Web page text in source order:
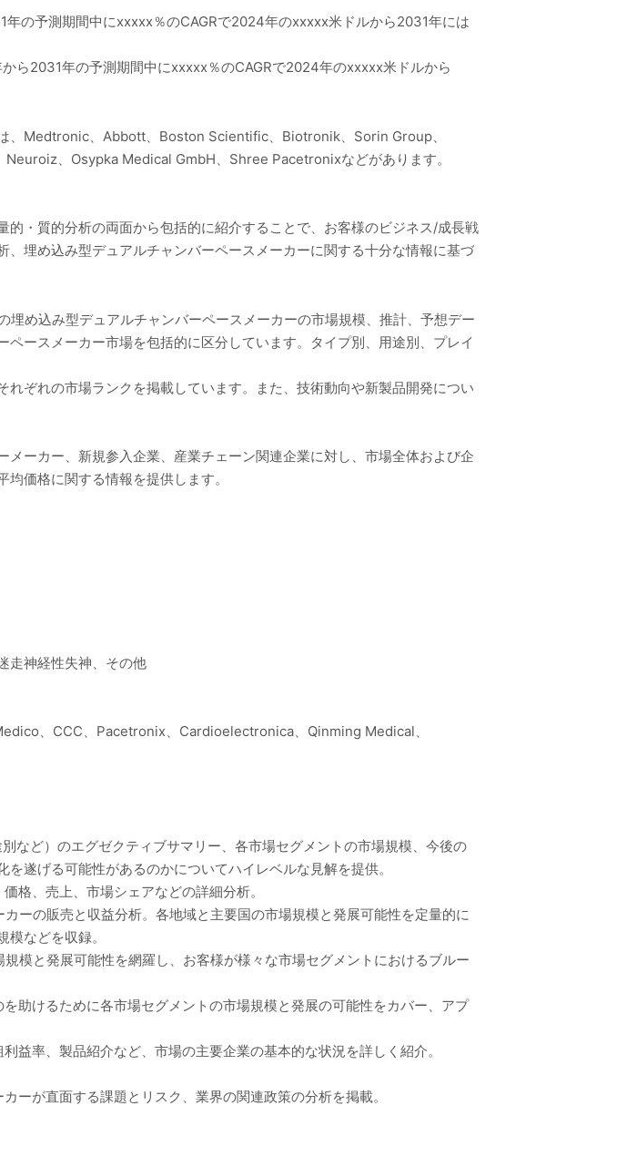
の予測期間中にxxxxx％のCAGRで2024年のxxxxx米ドルから2031年には
ら2031年の予測期間中にxxxxx％のCAGRで2024年のxxxxx米ドルから
、Medtronic、Abbott、Boston Scientific、Biotronik、Sorin Group、
、Osypka Medical GmbH、Shree Pacetronixなどがあります。
・質的分析の両面から包括的に紹介することで、お客様のビジネス/成長戦
埋め込み型デュアルチャンバーペースメーカーに関する十分な情報に基づ
め込み型デュアルチャンバーペースメーカーの市場規模、推計、予想デー
ースメーカー市場を包括的に区分しています。タイプ別、用途別、プレイ
ぞれの市場ランクを掲載しています。また、技術動向や新製品開発につい
ーカー、新規参入企業、産業チェーン関連企業に対し、市場全体および企
価格に関する情報を提供します。
走神経性失神、その他
、CCC、Pacetronix、Cardioelectronica、Qinming Medical、
など）のエグゼクティブサマリー、各市場セグメントの市場規模、今後の
遂げる可能性があるのかについてハイレベルな見解を提供。
格、売上、市場シェアなどの詳細分析。
ーの販売と収益分析。各地域と主要国の市場規模と発展可能性を定量的に
などを収録。
模と発展可能性を網羅し、お客様が様々な市場セグメントにおけるブルー
助けるために各市場セグメントの市場規模と発展の可能性をカバー、アプ
益率、製品紹介など、市場の主要企業の基本的な状況を詳しく紹介。
ーが直面する課題とリスク、業界の関連政策の分析を掲載。